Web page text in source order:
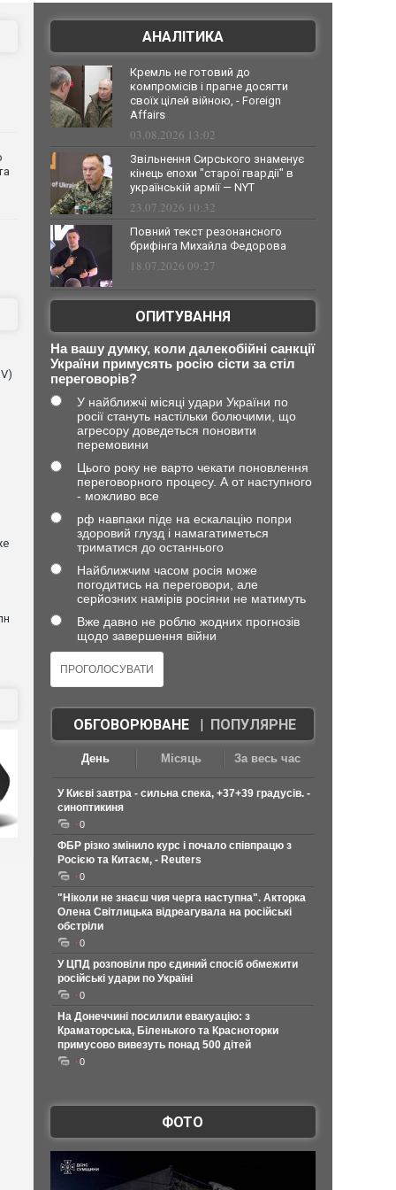
АНАЛІТИКА
Кремль не готовий до
компромісів і прагне досягти
своїх цілей війною, - Foreign
Affairs
03.08.2026 13:02
Звільнення Сирського знаменує
кінець епохи "старої гвардії" в
українській армії — NYT
23.07.2026 10:32
Повний текст резонансного
брифінга Михайла Федорова
18.07.2026 09:27
ОПИТУВАННЯ
На вашу думку, коли далекобійні санкції
України примусять росію сісти за стіл
переговорів?
У найближчі місяці удари України по
росії стануть настільки болючими, що
агресору доведеться поновити
перемовини
Цього року не варто чекати поновлення
переговорного процесу. А от наступного
- можливо все
рф навпаки піде на ескалацію попри
здоровий глузд і намагатиметься
триматися до останнього
Найближчим часом росія може
погодитись на переговори, але
серйозних намірів росіяни не матимуть
Вже давно не роблю жодних прогнозів
щодо завершення війни
ОБГОВОРЮВАНЕ| ПОПУЛЯРНЕ
День Місяць За весь час
У Києві завтра - сильна спека, +37+39 градусів. -
синоптикиня
0
ФБР різко змінило курс і почало співпрацю з
Росією та Китаєм, - Reuters
0
"Ніколи не знаєш чия черга наступна". Акторка
Олена Світлицька відреагувала на російські
обстріли
0
У ЦПД розповіли про єдиний спосіб обмежити
російські удари по Україні
0
На Донеччині посилили евакуацію: з
Краматорська, Біленького та Красноторки
примусово вивезуть понад 500 дітей
0
ФОТО